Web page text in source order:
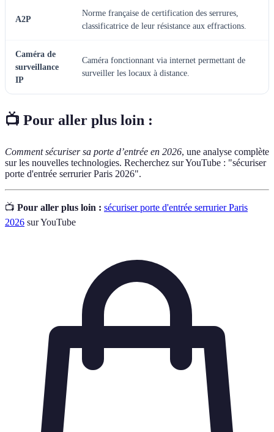
A2P
Norme française de certification des serrures,
classificatrice de leur résistance aux effractions.
Caméra de
surveillance
IP
Caméra fonctionnant via internet permettant de
surveiller les locaux à distance.
📺 Pour aller plus loin :
Comment sécuriser sa porte d’entrée en 2026, une analyse complète
sur les nouvelles technologies. Recherchez sur YouTube : "sécuriser
porte d'entrée serrurier Paris 2026".
📺 Pour aller plus loin : sécuriser porte d'entrée serrurier Paris
2026 sur YouTube